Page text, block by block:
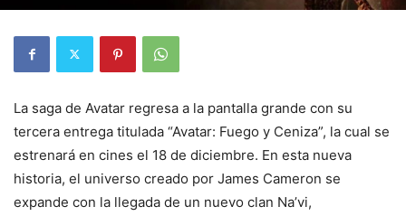
La saga de Avatar regresa a la pantalla grande con su
tercera entrega titulada “Avatar: Fuego y Ceniza”, la cual se
estrenará en cines el 18 de diciembre. En esta nueva
historia, el universo creado por James Cameron se
expande con la llegada de un nuevo clan Na’vi,